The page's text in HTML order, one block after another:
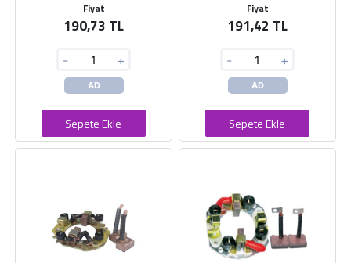
Fiyat
190,73 TL
- +
AD
Sepete Ekle
Fiyat
191,42 TL
- +
AD
Sepete Ekle